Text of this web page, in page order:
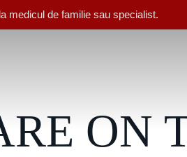
medicul de familie sau specialist.
ON